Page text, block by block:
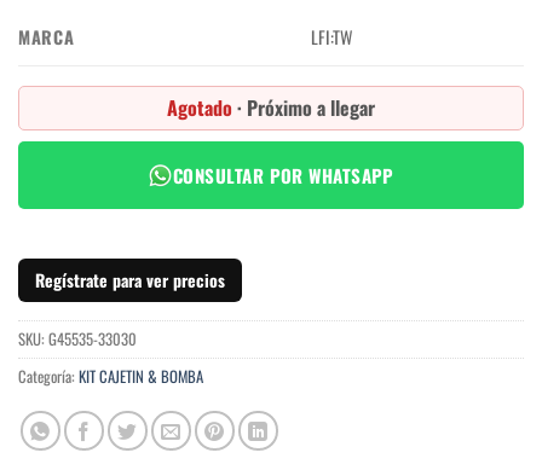
MARCA LFI:TW
Agotado · Próximo a llegar
CONSULTAR POR WHATSAPP
Regístrate para ver precios
SKU: G45535-33030
Categoría: KIT CAJETIN & BOMBA